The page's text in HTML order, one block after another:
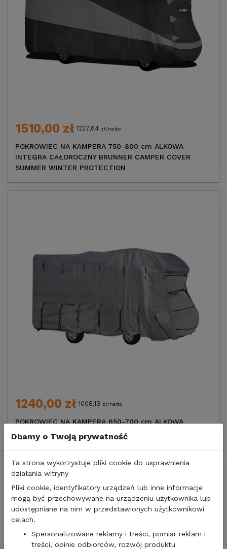
1510,00 zł 1227,64 zł/netto
POKROWIEC NA KAMPERA 750-800 cm ALKOWA
INTEGRA CAŁOROCZNY BRUNNER CAMPER COVER
SUMMER WINTER PROTECTION
1240,00 zł 1008,13 zł/netto
POKROWIEC NA KAMPERA 650-700 cm ALKOWA
INTEGRA ZIMOWY BRUNNER CAMPER COVER
Dbamy o Twoją prywatność
Ta strona wykorzystuje pliki cookie do usprawnienia
działania witryny
Pliki cookie, identyfikatory urządzeń lub inne informacje
mogą być przechowywane na urządzeniu użytkownika lub
udostępniane na nim w przedstawionych użytkownikowi
celach.
Spersonalizowane reklamy i treści, pomiar reklam i
treści, opinie odbiorców, rozwój produktu